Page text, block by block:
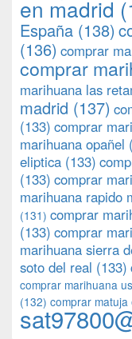
en madrid
España (138)
(136) comprar
comprar
marihuana las
madrid (137)
(133) comprar
marihuana opañel
eliptica (133)
(133) comprar
marihuana rapido
(131) comprar
(133) comprar
marihuana sierra
soto del real (133)
comprar marihuana
(132) comprar matuja